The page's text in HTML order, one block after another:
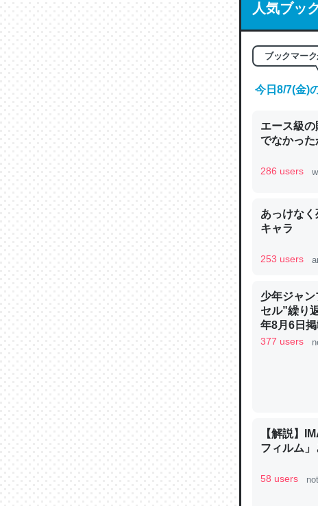
これは良
の伏線」
やすく強
の600分の
─ニュース
論文では
は」とあ
─ニュース
これを元
類だと殻
─ニュース
人気ブッ
ブックマー
今日8/7(金)
エース級
でなかった
286 users
あっけな
キャラ
253 users
少年ジャ
セル”繰り
年8月6日
377 users
【解説】
フィルム
58 users